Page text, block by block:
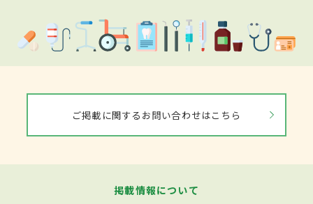
ご掲載に関するお問い合わせはこちら
掲載情報について